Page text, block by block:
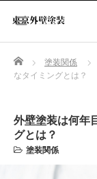
Home 塗装関係
なタイミングとは？
外壁塗装は何年
グとは？
塗装関係